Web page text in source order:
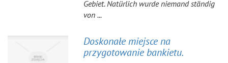
Gebiet. Natürlich wurde niemand ständig
von ...
Doskonałe miejsce na
przygotowanie bankietu.